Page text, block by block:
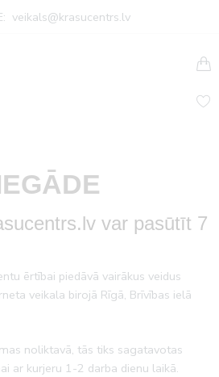
veikals@krasucentrs.lv
var pasūtīt 7
ērtībai piedāvā vairākus veidus
veikala birojā Rīgā, Brīvības ielā
noliktavā, tās tiks sagatavotas
ar kurjeru 1-2 darba dienu laikā.